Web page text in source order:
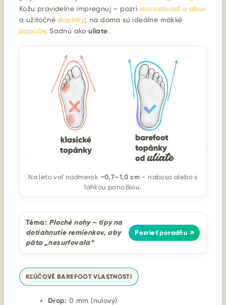
Kožu pravidelne impregnuj – pozri starostlivosť o obuv
a užitočnédoplnky; na doma sú ideálne mäkké
papuče. Sadnú akouliate.
Na leto voľ nadmerok ~0,7–1,0 cm – naboso alebo s
ľahkou ponožkou.
Téma: Ploché nohy – tipy na
dotiahnutie remienkov, aby
päta „nesurfovala“
Pozrieť poradňu ↗
KĽÚČOVÉ BAREFOOT VLASTNOSTI
Drop: 0 mm (nulový)